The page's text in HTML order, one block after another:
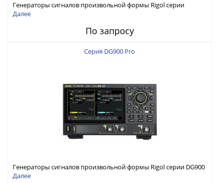
Генераторы сигналов произвольной формы Rigol серии
DG6000 до 500 МГц или до 1 ГГц
Далее
По запросу
Серия DG900 Pro
Генераторы сигналов произвольной формы Rigol серии DG900
Pro с максимальной частотой 200 МГц
Далее